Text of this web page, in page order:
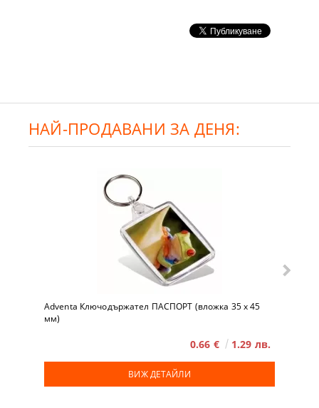
НАЙ-ПРОДАВАНИ ЗА ДЕНЯ:
Adventa Ключодържател ПАСПОРТ (вложка 35 x 45
мм)
0.66 € 1.29 лв.
ВИЖ ДЕТАЙЛИ